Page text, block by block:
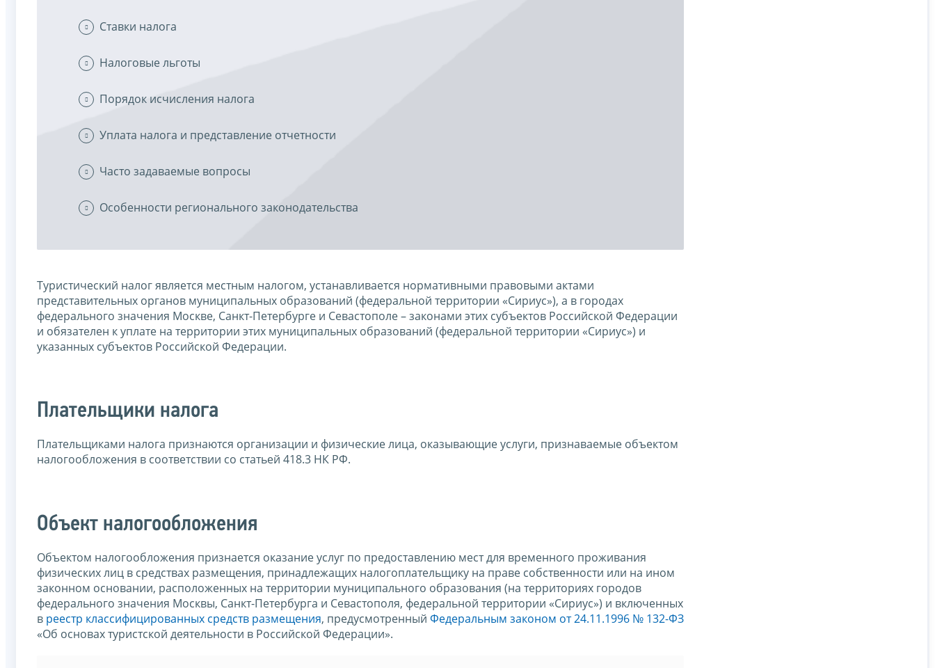
Ставки налога
Налоговые льготы
Порядок исчисления налога
Уплата налога и представление отчетности
Часто задаваемые вопросы
Особенности регионального законодательства
Туристический налог является местным налогом, устанавливается нормативными правовыми актами
представительных органов муниципальных образований (федеральной территории «Сириус»), а в городах
федерального значения Москве, Санкт-Петербурге и Севастополе – законами этих субъектов Российской Федерации
и обязателен к уплате на территории этих муниципальных образований (федеральной территории «Сириус») и
указанных субъектов Российской Федерации.
Плательщики налога
Плательщиками налога признаются организации и физические лица, оказывающие услуги, признаваемые объектом
налогообложения в соответствии со статьей 418.3 НК РФ.
Объект налогообложения
Объектом налогообложения признается оказание услуг по предоставлению мест для временного проживания
физических лиц в средствах размещения, принадлежащих налогоплательщику на праве собственности или на ином
законном основании, расположенных на территории муниципального образования (на территориях городов
федерального значения Москвы, Санкт-Петербурга и Севастополя, федеральной территории «Сириус») и включенных
в реестр классифицированных средств размещения, предусмотренный Федеральным законом от 24.11.1996 № 132-ФЗ
«Об основах туристской деятельности в Российской Федерации».